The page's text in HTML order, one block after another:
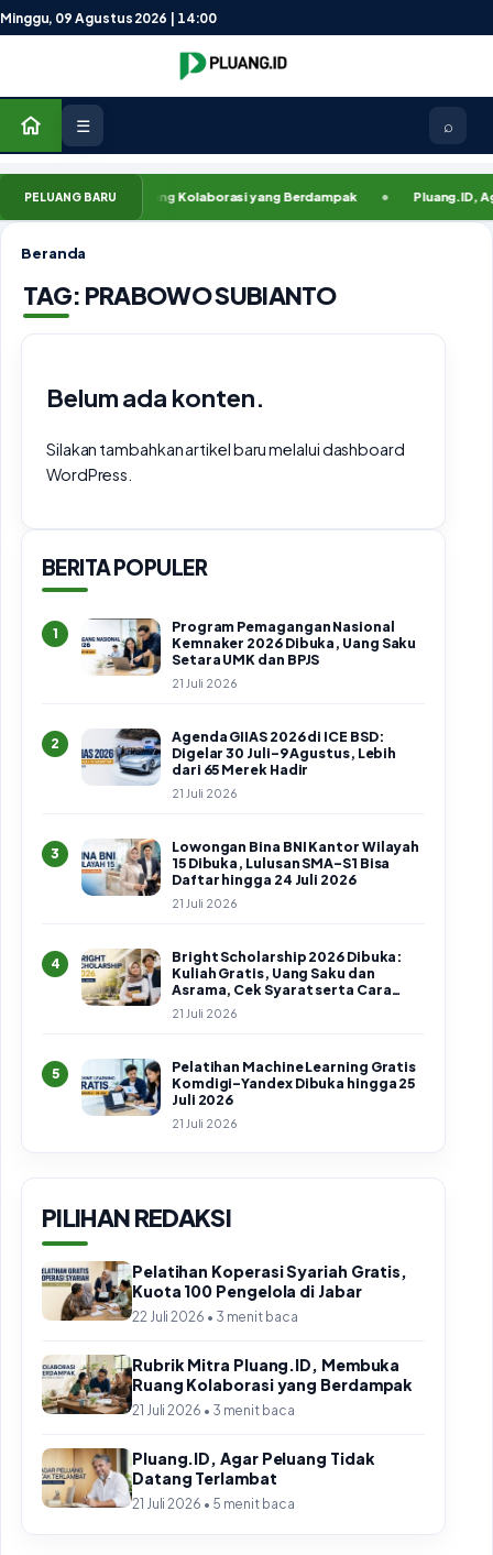
Lewati ke konten
Minggu, 09 Agustus 2026 | 14:00
☰ ⌕
PELUANG BARU
Membuka Ruang Kolaborasi yang Berdampak Pluang.ID, Agar
Beranda
TAG: PRABOWO SUBIANTO
Belum ada konten.
Silakan tambahkan artikel baru melalui dashboard
WordPress.
BERITA POPULER
1
Program Pemagangan Nasional
Kemnaker 2026 Dibuka, Uang Saku
Setara UMK dan BPJS
21 Juli 2026
2
Agenda GIIAS 2026 di ICE BSD:
Digelar 30 Juli–9 Agustus, Lebih
dari 65 Merek Hadir
21 Juli 2026
3
Lowongan Bina BNI Kantor Wilayah
15 Dibuka, Lulusan SMA–S1 Bisa
Daftar hingga 24 Juli 2026
21 Juli 2026
4
Bright Scholarship 2026 Dibuka:
Kuliah Gratis, Uang Saku dan
Asrama, Cek Syarat serta Cara
Daftar
21 Juli 2026
5
Pelatihan Machine Learning Gratis
Komdigi–Yandex Dibuka hingga 25
Juli 2026
21 Juli 2026
PILIHAN REDAKSI
Pelatihan Koperasi Syariah Gratis,
Kuota 100 Pengelola di Jabar
22 Juli 2026 • 3 menit baca
Rubrik Mitra Pluang.ID, Membuka
Ruang Kolaborasi yang Berdampak
21 Juli 2026 • 3 menit baca
Pluang.ID, Agar Peluang Tidak
Datang Terlambat
21 Juli 2026 • 5 menit baca